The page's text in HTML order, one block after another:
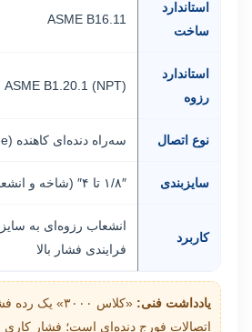
استاندارد
ساخت
ASME B16.11
استاندارد
رزوه
ASME B1.20.1 (NPT)
نوع اتصال سه‌راه دنده‌ای کاهنده (Reducing Tee)
سایزبندی ۱/۸″ تا ۴″ (شاخه و انشعاب با سایز متفاوت)
کاربرد
انشعاب رزوه‌ای به
فرایندی فشار بالا
یادداشت فنی:
«کلاس ۳۰۰۰»
اتصالات فورج دنده‌ای است؛ فشار کاری